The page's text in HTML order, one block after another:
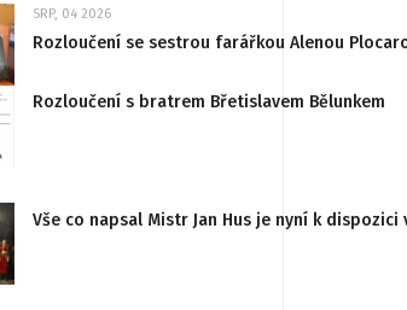
SRP, 04 2026
Rozloučení se sestrou farářkou Alenou
Rozloučení s bratrem Břetislavem Bělunkem
Vše co napsal Mistr Jan Hus je nyní k